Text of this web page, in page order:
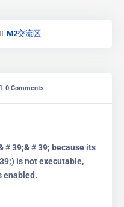
M2交流区
0 Comments
＃39;&＃39; because its
is not executable,
enabled.